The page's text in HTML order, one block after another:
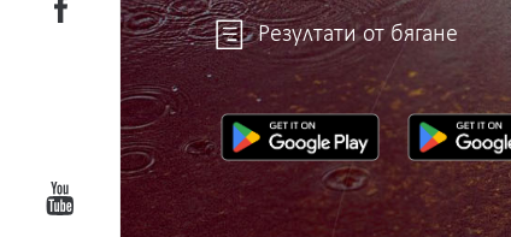
Резултати от бягане